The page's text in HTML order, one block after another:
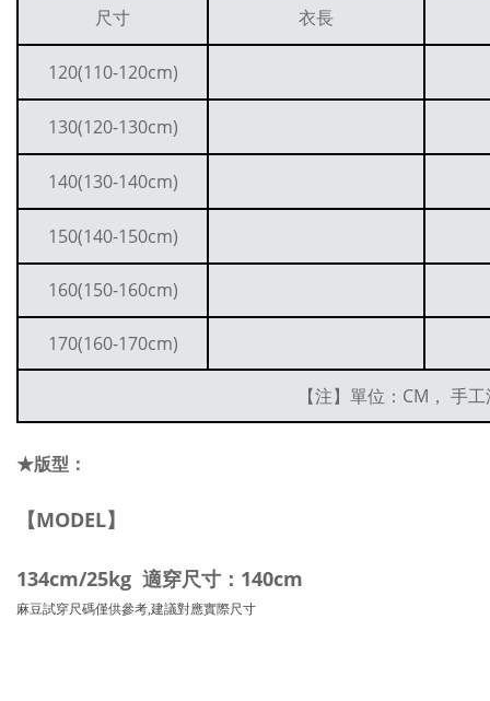
尺寸 衣長
120(110-120cm)
130(120-130cm)
140(130-140cm)
150(140-150cm)
160(150-160cm)
170(160-170cm)
【注】單位：CM， 手
★版型：
【MODEL】
134cm/25kg 適穿尺寸：140cm
麻豆試穿尺碼僅供參考,建議對應實際尺寸